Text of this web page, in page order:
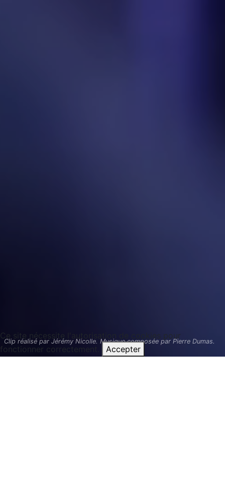
Clip réalisé par Jérémy Nicolle. Musique composée par Pierre Dumas.
Ce site nécessite l'autorisation de cookies pour
fonctionner correctement.
Accepter